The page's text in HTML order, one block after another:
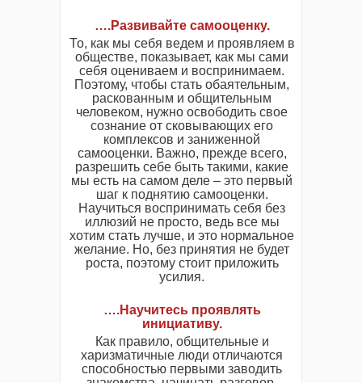
….Развивайте самооценку.
То, как мы себя ведем и проявляем в
обществе, показывает, как мы сами
себя оцениваем и воспринимаем.
Поэтому, чтобы стать обаятельным,
раскованным и общительным
человеком, нужно освободить свое
сознание от сковывающих его
комплексов и заниженной
самооценки. Важно, прежде всего,
разрешить себе быть такими, какие
мы есть на самом деле – это первый
шаг к поднятию самооценки.
Научиться воспринимать себя без
иллюзий не просто, ведь все мы
хотим стать лучше, и это нормальное
желание. Но, без принятия не будет
роста, поэтому стоит приложить
усилия.
….Научитесь проявлять
инициативу.
Как правило, общительные и
харизматичные люди отличаются
способностью первыми заводить